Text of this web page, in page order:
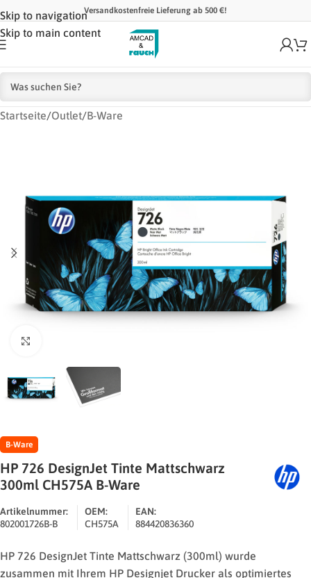
Skip to navigation
Skip to main content
Versandkostenfreie Lieferung ab 500 €!
Startseite/Outlet/B-Ware
B-Ware
HP 726 DesignJet Tinte Mattschwarz
300ml CH575A B-Ware
Artikelnummer:
802001726B-B
OEM:
CH575A
EAN:
884420836360
HP 726 DesignJet Tinte Mattschwarz (300ml) wurde
zusammen mit Ihrem HP Designjet Drucker als optimiertes